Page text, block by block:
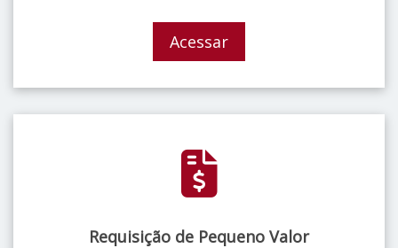
Acessar
Requisição de Pequeno Valor